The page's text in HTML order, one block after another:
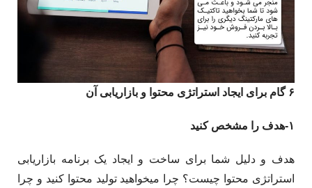
۶ گام برای ایجاد استراتژی محتوا و بازاریابی آن
۱-هدف را مشخص کنید
هدف و دلیل شما برای ساخت و ایجاد یک برنامه بازاریابی
استراتژی محتوا چیست؟ چرا می­خواهید تولید محتوا کنید و چرا